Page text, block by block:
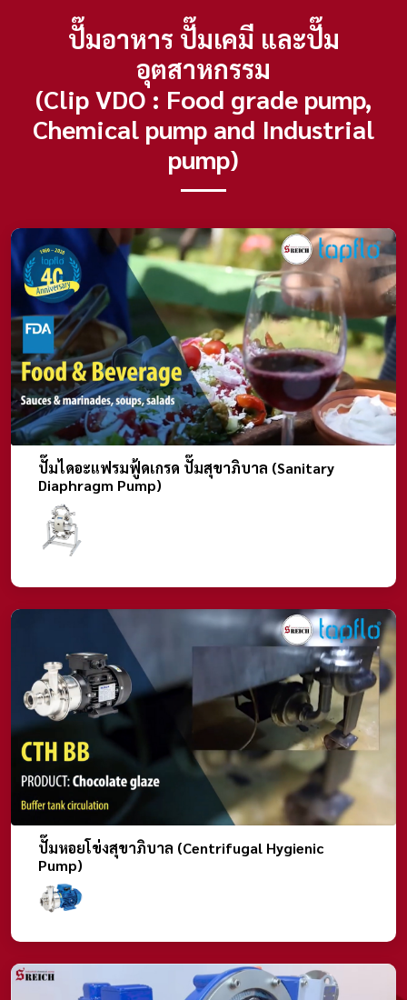
ปั๊มอาหาร ปั๊มเคมี และปั๊ม
อุตสาหกรรม
(Clip VDO : Food grade pump,
Chemical pump and Industrial
pump)
ปั๊มไดอะแฟรมฟู้ดเกรด ปั๊มสุขาภิบาล (Sanitary
Diaphragm Pump)
ปั๊มหอยโข่งสุขาภิบาล (Centrifugal Hygienic
Pump)